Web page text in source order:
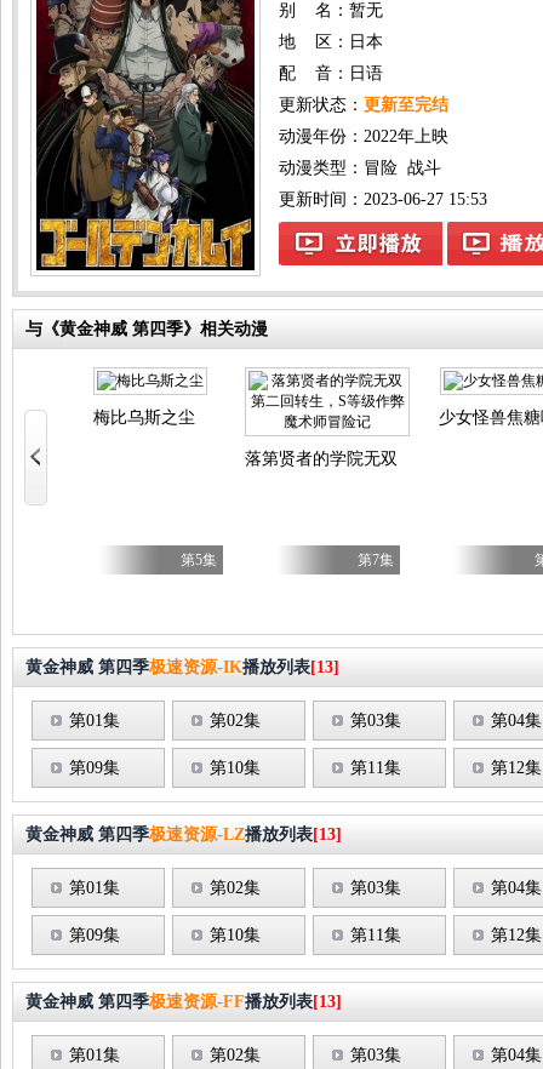
别 名：暂无
地 区：日本
配 音：日语
更新状态： 更新至完结
动漫年份： 2022年上映
动漫类型： 冒险 战斗
更新时间：2023-06-27 15:53
与《黄金神威 第四季》相关动漫
梅比乌斯之尘
第5集
落第贤者的学院无双第二回转生，S等
第7集
少女怪兽焦
黄金神威 第四季极速资源-IK播放列表[13]
第01集 第02集 第03集 第04集
第09集 第10集 第11集 第12集
黄金神威 第四季极速资源-LZ播放列表[13]
第01集 第02集 第03集 第04集
第09集 第10集 第11集 第12集
黄金神威 第四季极速资源-FF播放列表[13]
第01集 第02集 第03集 第04集